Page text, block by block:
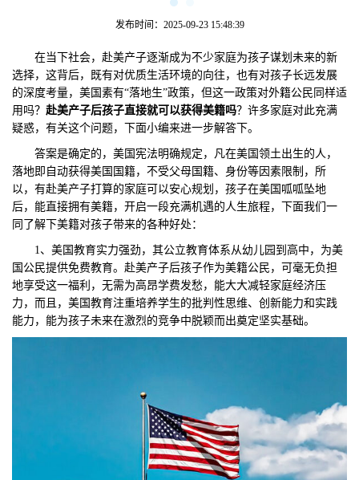
们
评
发布时间：2025-09-23 15:48:39
在当下社会，赴美产子逐渐成为不少家庭为孩子谋划未来的新
选择，这背后，既有对优质生活环境的向往，也有对孩子长远发展
的深度考量，美国素有“落地生”政策，但这一政策对外籍公民同样适
用吗？ 赴美产子后孩子直接就可以获得美籍吗？许多家庭对此充满
疑惑，有关这个问题，下面小编来进一步解答下。
答案是确定的，美国宪法明确规定，凡在美国领土出生的人，
落地即自动获得美国国籍，不受父母国籍、身份等因素限制，所
以，有赴美产子打算的家庭可以安心规划，孩子在美国呱呱坠地
后，能直接拥有美籍，开启一段充满机遇的人生旅程，下面我们一
同了解下美籍对孩子带来的各种好处：
1、美国教育实力强劲，其公立教育体系从幼儿园到高中，为美
国公民提供免费教育。赴美产子后孩子作为美籍公民，可毫无负担
地享受这一福利，无需为高昂学费发愁，能大大减轻家庭经济压
力，而且，美国教育注重培养学生的批判性思维、创新能力和实践
能力，能为孩子未来在激烈的竞争中脱颖而出奠定坚实基础。